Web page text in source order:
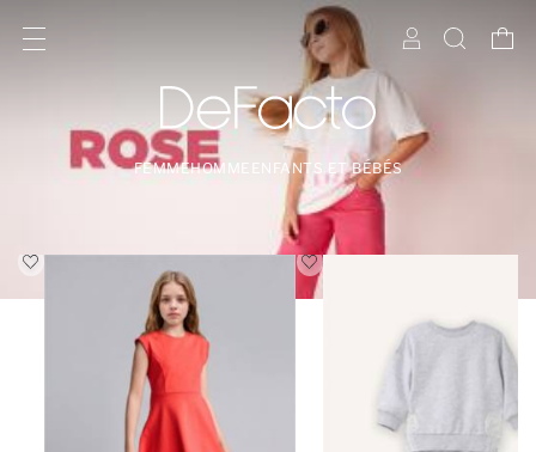
FEMMEHOMME ENFANTS ET BÉBÉS